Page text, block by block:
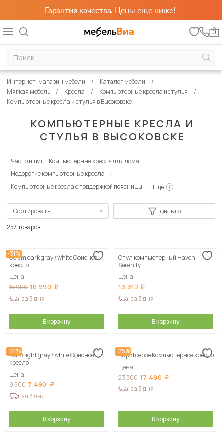
Гарантия качества. Цены еще ниже!
0
КОМПЬЮТЕРНЫЕ КРЕСЛА И
СТУЛЬЯ В ВЫСОКОВСКЕ
Интернет-магазин мебели
Каталог мебели
Мягкая мебель
Кресла
Компьютерные кресла и стулья
Компьютерные кресла и стулья в Высоковске
Часто ищут: Компьютерные кресла для дома
Недорогие компьютерные кресла
Компьютерные кресла с поддержкой поясницы
Еще
Сортировать
Сначала дорогие
фильтр
257 товаров
-31%
Golem dark gray / white Офисное
кресло
Цена
15 900 10 990
за 3 дня
В корзину
Стул компьютерный Haven
Serenity
Цена
13 312
за 3 дня
В корзину
-21%
Konfi light gray / white Офисное
кресло
Цена
9 500 7 490
за 3 дня
В корзину
-25%
Rapid серое Компьютерное кресло
Цена
23 300 17 490
за 3 дня
В корзину